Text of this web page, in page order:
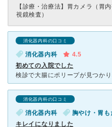
【診療・治療法】 胃カメラ（胃
視鏡検査）
消化器内科の口コミ
消化器内科
4.5
初めての入院でした
消化器内科の口コミ
消化器内科 胸やけ・胃も
キレイになりました